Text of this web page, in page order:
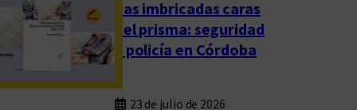
Las imbricadas caras
del prisma: seguridad
y policía en Córdoba
23 de julio de 2026